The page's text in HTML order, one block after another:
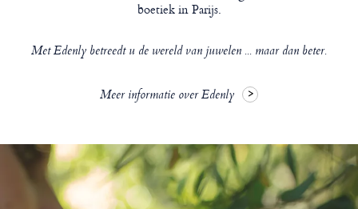
boetiek in Parijs.
Met Edenly betreedt u de wereld van juwelen ... maar dan beter.
Meer informatie over Edenly